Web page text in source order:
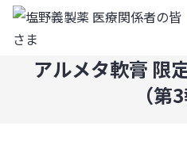
アルメタ軟膏 限
（第